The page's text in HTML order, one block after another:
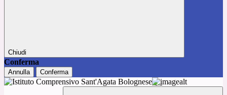
Chiudi
Conferma
Annulla Conferma